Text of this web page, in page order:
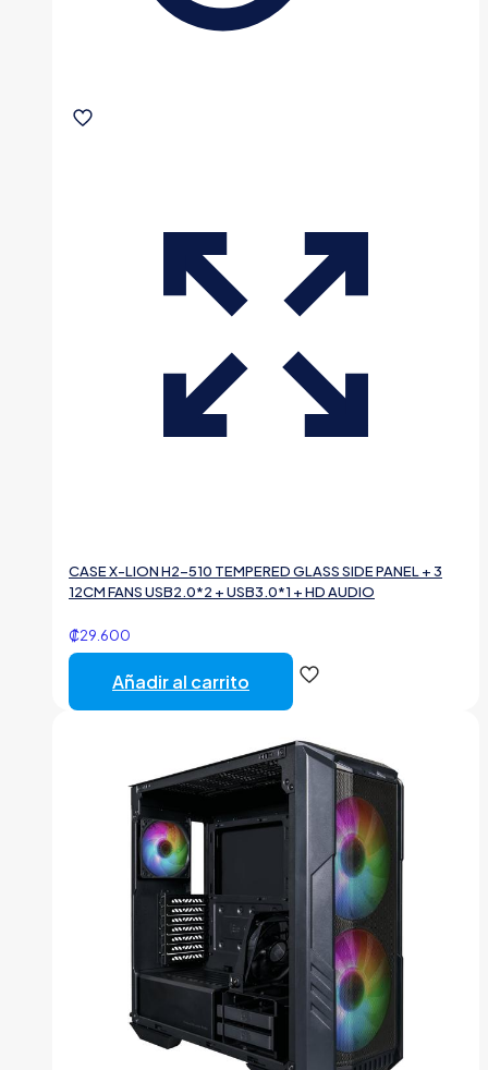
CASE X-LION H2-510 TEMPERED GLASS SIDE PANEL + 3
12CM FANS USB2.0*2 + USB3.0*1 + HD AUDIO
₡29.600
Añadir al carrito